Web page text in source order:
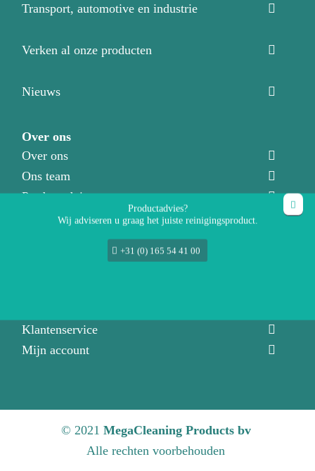
Transport, automotive en industrie
Verken al onze producten
Nieuws
Over ons
Over ons
Ons team
Productadviseurs
Vacatures
Klantenservice
Mijn account
© 2021 MegaCleaning Products bv
Alle rechten voorbehouden
Productadvies?
Wij adviseren u graag het juiste reinigingsproduct.
+31 (0) 165 54 41 00